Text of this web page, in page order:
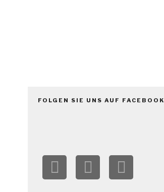
FOLGEN SIE UNS AUF FACEBOOK